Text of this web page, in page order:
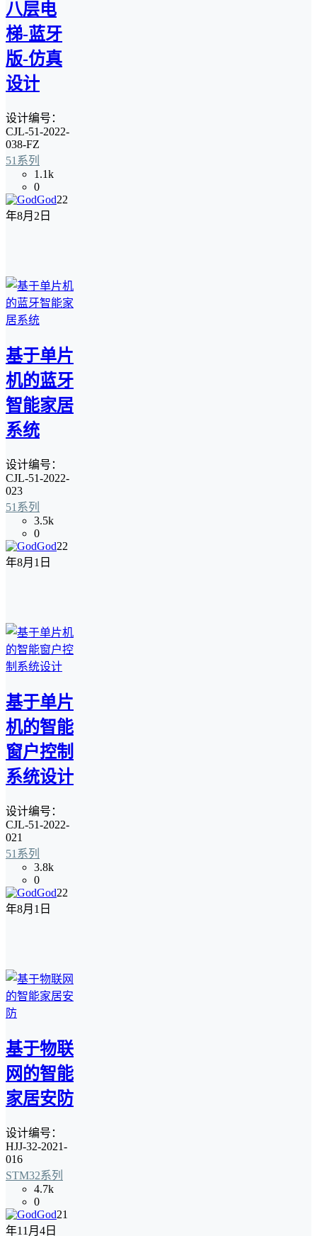
八层电
梯-蓝牙
版-仿真
设计
设计编号：
CJL-51-2022-
038-FZ
51系列
1.1k
0
God22
年8月2日
基于单片
机的蓝牙
智能家居
系统
设计编号：
CJL-51-2022-
023
51系列
3.5k
0
God22
年8月1日
基于单片
机的智能
窗户控制
系统设计
设计编号：
CJL-51-2022-
021
51系列
3.8k
0
God22
年8月1日
基于物联
网的智能
家居安防
设计编号：
HJJ-32-2021-
016
STM32系列
4.7k
0
God21
年11月4日